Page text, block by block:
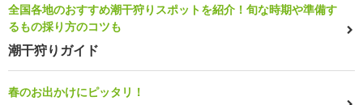
全国各地のおすすめ潮干狩りスポットを紹介！旬な時期や準備す
るもの採り方のコツも
潮干狩りガイド
春のお出かけにピッタリ！